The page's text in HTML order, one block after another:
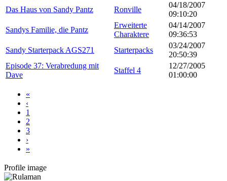
Das Haus von Sandy Pantz
Ronville
04/18/2007
09:10:20
Sandys Familie, die Pantz
Erweiterte
Charaktere
04/14/2007
09:36:53
Sandy Starterpack AGS271
Starterpacks
03/24/2007
20:50:39
Episode 37: Verabredung mit
Dave
Staffel 4
12/27/2005
01:00:00
«
‹
1
2
3
›
»
Profile image